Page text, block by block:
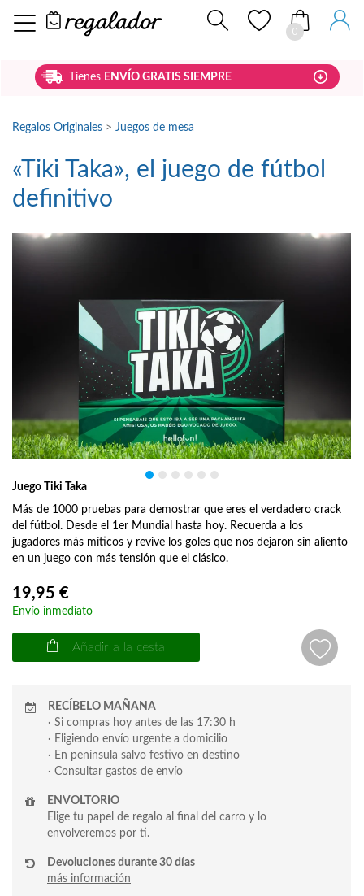
0
Tienes ENVÍO GRATIS SIEMPRE
Regalos Originales > Juegos de mesa
«Tiki Taka», el juego de fútbol
definitivo
Juego Tiki Taka
Más de 1000 pruebas para demostrar que eres el verdadero crack
del fútbol. Desde el 1er Mundial hasta hoy. Recuerda a los
jugadores más míticos y revive los goles que nos dejaron sin aliento
en un juego con más tensión que el clásico.
19,95 €
Envío inmediato
Añadir a la cesta
RECÍBELO MAÑANA
· Si compras hoy antes de las 17:30 h
· Eligiendo envío urgente a domicilio
· En península salvo festivo en destino
· Consultar gastos de envío
ENVOLTORIO
Elige tu papel de regalo al final del carro y lo
envolveremos por ti.
Devoluciones durante 30 días
más información